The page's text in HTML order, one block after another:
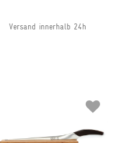
Versand innerhalb 24h